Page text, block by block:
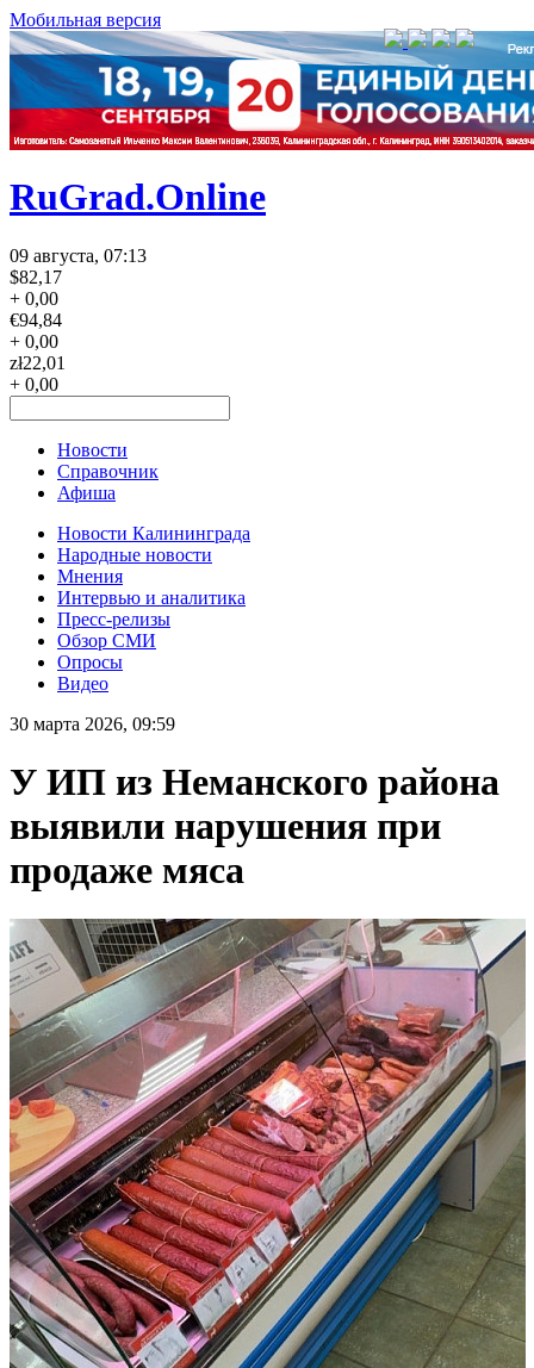
Мобильная версия
RuGrad.Online
09 августа, 07:13
$82,17
+ 0,00
€94,84
+ 0,00
zł22,01
+ 0,00
Новости
Справочник
Афиша
Новости Калининграда
Народные новости
Мнения
Интервью и аналитика
Пресс-релизы
Обзор СМИ
Опросы
Видео
30 марта 2026, 09:59
У ИП из Неманского района
выявили нарушения при
продаже мяса